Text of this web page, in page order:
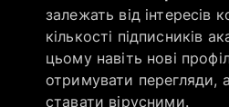
залежать від інтересів
кількості підписників
цьому навіть нові
отримувати перегляди,
ставати вірусними.